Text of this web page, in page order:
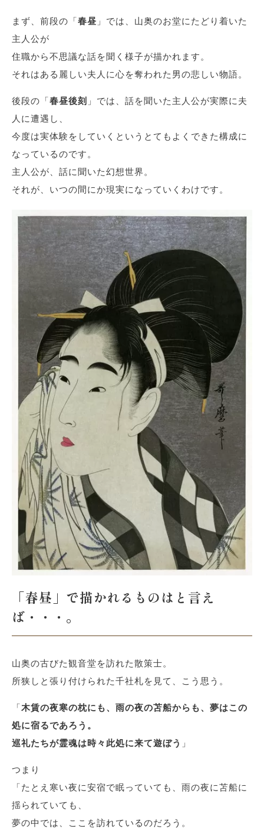
まず、前段の「春昼 」では、山奥のお堂にたどり着いた
主人公が
住職から不思議な話を聞く様子が描かれます。
それはある麗しい夫人に心を奪われた男の悲しい物語。
後段の「春昼後刻 」では、話を聞いた主人公が実際に夫
人に遭遇し、
今度は実体験をしていくというとてもよくできた構成に
なっているのです。
主人公が、話に聞いた幻想世界。
それが、いつの間にか現実になっていくわけです。
「春昼」で描かれるものはと言え
ば・・・。
山奥の古びた観音堂を訪れた散策士。
所狭しと張り付けられた千社札を見て、こう思う。
「木賃の夜寒の枕にも、雨の夜の苫船からも、夢はこの
処に宿るであろう。
巡礼たちが霊魂は時々此処に来て遊ぼう 」
つまり
「たとえ寒い夜に安宿で眠っていても、雨の夜に苫船に
揺られていても、
夢の中では、ここを訪れているのだろう。